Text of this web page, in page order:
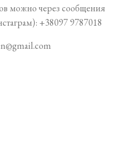
можно через сообщения
+38097 9787018